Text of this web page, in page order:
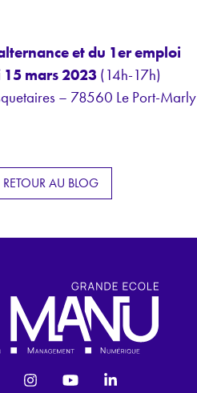
et du 1er emploi
mars 2023(14h-17h)
– 78560 Le Port-Marly
RETOUR AU BLOG